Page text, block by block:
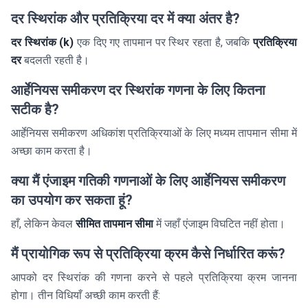
\frac{E_a}
{R}\left(\frac{1}
{T_1} - \frac{1}
{T_2}\right)
दर स्थिरांक और प्रतिक्रिया दर में क्या अंतर है?
दर स्थिरांक (k) एक दिए गए तापमान पर स्थिर रहता है, जबकिप्रतिक्रिया
दरबदलती रहती है।
आर्हेनियस समीकरण दर स्थिरांक गणना के लिए कितना
सटीक है?
आर्हेनियस समीकरण अधिकांश प्रतिक्रियाओं के लिए मध्यम तापमान सीमा में
अच्छा काम करता है।
क्या मैं एंजाइम गतिकी गणनाओं के लिए आर्हेनियस समीकरण
का उपयोग कर सकता हूं?
हाँ, लेकिन केवलसीमित तापमान सीमामें जहाँ एंजाइम विघटित नहीं होता।
मैं प्रायोगिक रूप से प्रतिक्रिया क्रम कैसे निर्धारित करूं?
आपको दर स्थिरांक की गणना करने से पहले प्रतिक्रिया क्रम जानना
होगा। तीन विधियाँ अच्छी काम करती हैं: